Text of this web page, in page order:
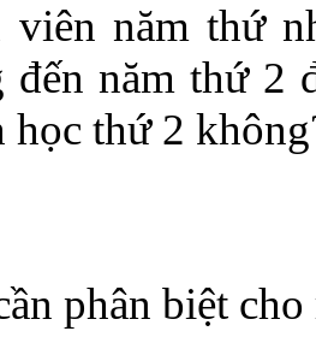
viên năm thứ
đến năm thứ 2
học thứ 2
phân biệt